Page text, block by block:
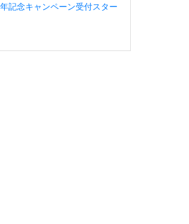
記念キャンペーン受付スター